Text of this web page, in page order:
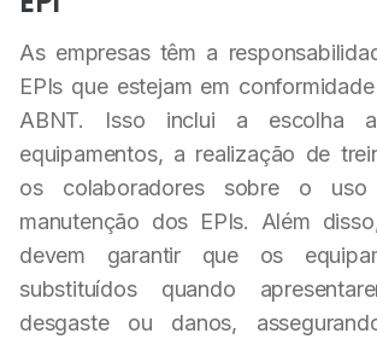
As empresas têm a
EPIs que estejam em
ABNT. Isso inclui a escolha
equipamentos, a realização de
os colaboradores sobre o
manutenção dos EPIs. Além
devem garantir que os
substituídos quando
desgaste ou danos,